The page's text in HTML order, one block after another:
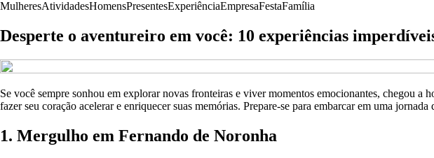
MulheresAtividadesHomensPresentesExperiênciaEmpresaFestaFamília
Desperte o aventureiro em você: 10 experiências
Se você sempre sonhou em explorar novas fronteiras e viver momentos emocionantes, chegou
fazer seu coração acelerar e enriquecer suas memórias. Prepare-se para embarcar em uma jornada
1. Mergulho em Fernando de Noronha